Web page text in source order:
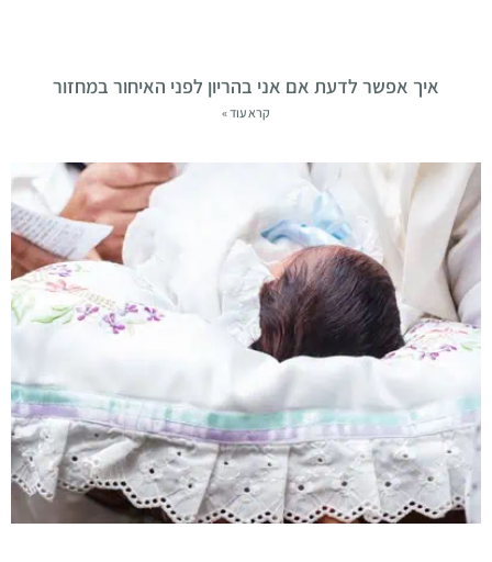
איך אפשר לדעת אם אני בהריון לפני האיחור במחזור
קרא עוד »